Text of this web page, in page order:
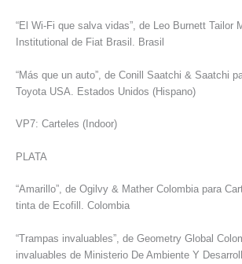
“El Wi-Fi que salva vidas”, de Leo Burnett Tailor
Institutional de Fiat Brasil. Brasil
“Más que un auto”, de Conill Saatchi & Saatchi
Toyota USA. Estados Unidos (Hispano)
VP7: Carteles (Indoor)
PLATA
“Amarillo”, de Ogilvy & Mather Colombia para
tinta de Ecofill. Colombia
“Trampas invaluables”, de Geometry Global
invaluables de Ministerio De Ambiente Y